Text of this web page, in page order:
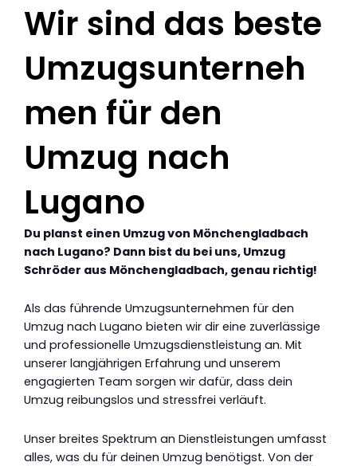
Wir sind das beste
Umzugsunterneh
men für den
Umzug nach
Lugano
Du planst einen Umzug von Mönchengladbach
nach Lugano? Dann bist du bei uns, Umzug
Schröder aus Mönchengladbach, genau richtig!
Als das führende Umzugsunternehmen für den
Umzug nach Lugano bieten wir dir eine zuverlässige
und professionelle Umzugsdienstleistung an. Mit
unserer langjährigen Erfahrung und unserem
engagierten Team sorgen wir dafür, dass dein
Umzug reibungslos und stressfrei verläuft.
Unser breites Spektrum an Dienstleistungen umfasst
alles, was du für deinen Umzug benötigst. Von der